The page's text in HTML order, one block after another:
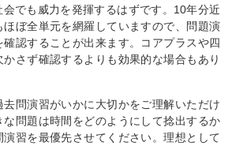
会でも威力を発揮するはずです。10年分近
ほぼ全単元を網羅していますので、問題演
認することが出来ます。コアプラスや四
さず確認するよりも効果的な場合もあり
去問演習がいかに大切かをご理解いただけ
問題は時間をどのようにして捻出するか
習を最優先させてください。理想として